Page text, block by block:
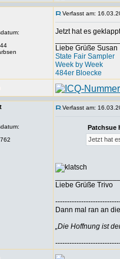
Verfasst am:
Jetzt hat es
Liebe Grüße Susan
State Fair Sampler
Week by Week
484er Bloecke
Verfasst am:
Patchsue
Jetzt hat
Liebe Grüße Trivo
Dann mal ran an
„Die Hoffnung ist